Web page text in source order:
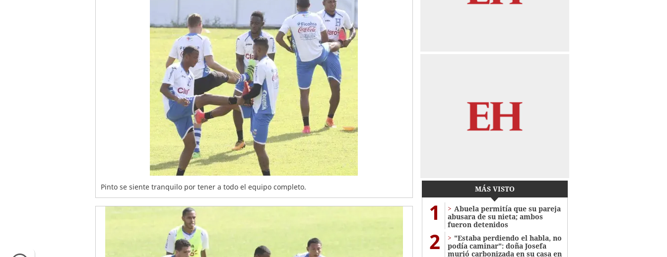
Pinto se siente tranquilo por tener a todo el equipo completo. MÁS VISTO
1
Abuela permitía que su pareja
abusara de su nieta; ambos
fueron detenidos
2
"Estaba perdiendo el habla, no
podía caminar": doña Josefa
murió carbonizada en su casa en